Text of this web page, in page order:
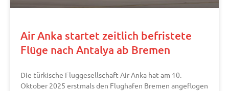
Air Anka startet zeitlich befristete
Flüge nach Antalya ab Bremen
Die türkische Fluggesellschaft Air Anka hat am 10.
Oktober 2025 erstmals den Flughafen Bremen angeflogen